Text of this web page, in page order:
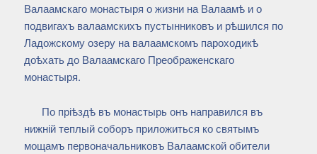
Валаамскаго монастыря о жизни на Валаамѣ и о
подвигахъ валаамскихъ пустынниковъ и рѣшился по
Ладожскому озеру на валаамскомъ пароходикѣ
доѣхать до Валаамскаго Преображенскаго
монастыря.
По пріѣздѣ въ монастырь онъ направился въ
нижній теплый соборъ приложиться ко святымъ
мощамъ первоначальниковъ Валаамской обители